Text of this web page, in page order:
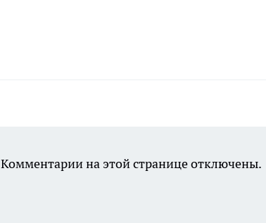
Комментарии на этой странице отключены.